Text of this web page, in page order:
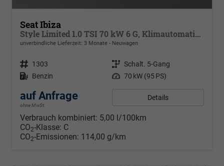
Seat Ibiza
Style Limited 1.0 TSI 70 kW 6 G, Klimautomatik 2 Zonen, Sitzheizung, Full-Link, PDC v+h, Rückkamera, 4 elektr. Fensterheber, dunkel get. Scheiben,Spiegel beheizb+ klappbar, Vordersitze hvst,6 Lautspr, LED
unverbindliche Lieferzeit: 3 Monate Neuwagen
Fahrzeugnr. 1303 Getriebe Schalt. 5-Gang
Kraftstoff Benzin Leistung 70 kW (95 PS)
auf Anfrage
ohne MwSt.
Details
Verbrauch kombiniert: 5,00 l/100km
CO2-Klasse: C
CO2-Emissionen: 114,00 g/km